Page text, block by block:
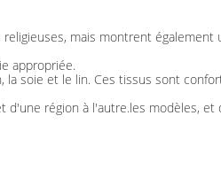
mais montrent
appropriée.
soie et le lin. Ces tissus sont
région à l'autre.les modèles,